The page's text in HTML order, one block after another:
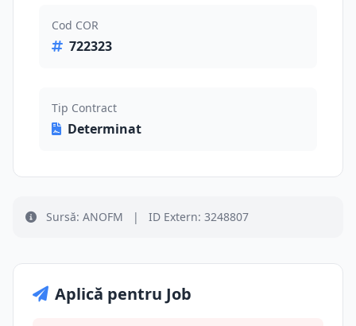
Cod COR
722323
Tip Contract
Determinat
Sursă: ANOFM | ID Extern: 3248807
Aplică pentru Job